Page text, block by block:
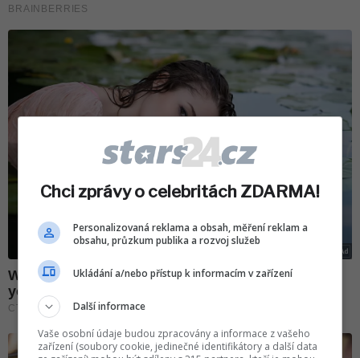
Chci zprávy o celebritách ZDARMA!
Personalizovaná reklama a obsah, měření reklam a
obsahu, průzkum publika a rozvoj služeb
Ukládání a/nebo přístup k informacím v zařízení
Další informace
Vaše osobní údaje budou zpracovány a informace z vašeho
zařízení (soubory cookie, jedinečné identifikátory a další data